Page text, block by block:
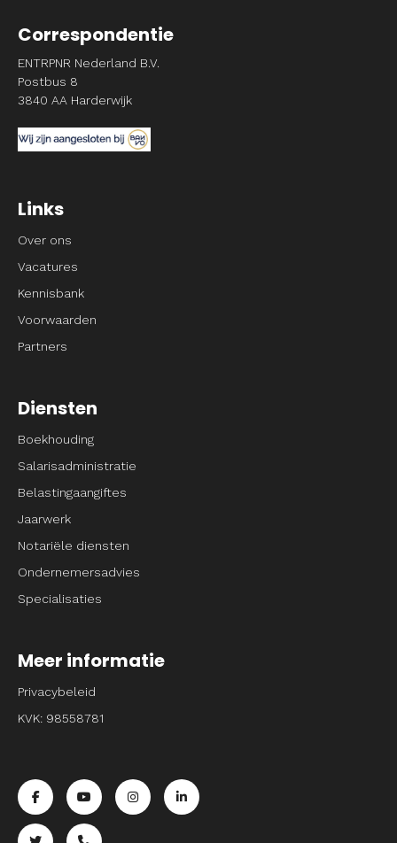
Correspondentie
ENTRPNR Nederland B.V.
Postbus 8
3840 AA Harderwijk
Links
Over ons
Vacatures
Kennisbank
Voorwaarden
Partners
Diensten
Boekhouding
Salarisadministratie
Belastingaangiftes
Jaarwerk
Notariële diensten
Ondernemersadvies
Specialisaties
Meer informatie
Privacybeleid
KVK: 98558781
Ga naar de facebook pagina van Entrpnr
Ga naar de youtube pagina van Entrpnr
Ga naar de instagram pagina van Entrpnr
Ga naar de linkedin pagina van